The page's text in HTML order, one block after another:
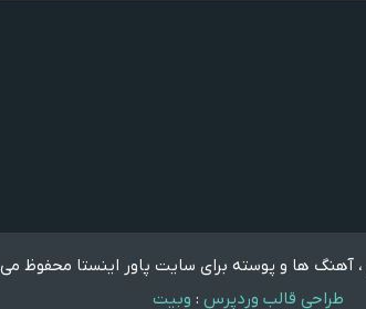
آهنگ ها و پوسته برای سایت پاور اینستا محفوظ
طراحی قالب وردپرس : وبیت